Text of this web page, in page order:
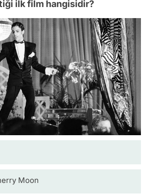
ilk film hangisidir?
Moon